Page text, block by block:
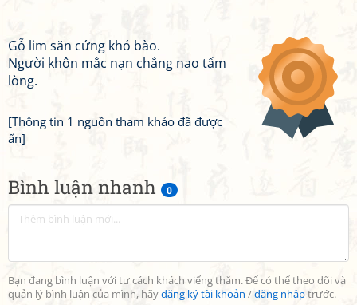
Bình luận nhanh 0
Bạn đang bình luận với tư cách khách viếng thăm. Để có thể theo dõi và
quản lý bình luận của mình, hãyđăng ký tài khoản /đăng nhậptrước.
Gỗ lim săn cứng khó bào.
Người khôn mắc nạn chẳng nao tấm
lòng.
[Thông tin 1 nguồn tham khảo đã được
ẩn]